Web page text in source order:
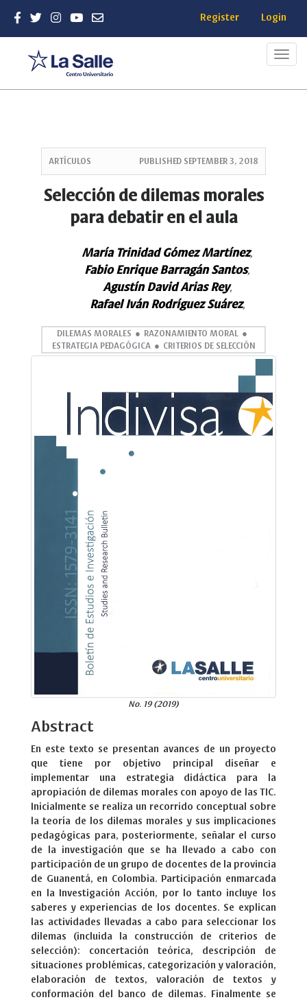
Register Login
ARTÍCULOS PUBLISHED SEPTEMBER 3, 2018
Selección de dilemas morales
para debatir en el aula
María Trinidad Gómez Martínez,
Fabio Enrique Barragán Santos,
Agustín David Arias Rey,
Rafael Iván Rodríguez Suárez,
DILEMAS MORALES
RAZONAMIENTO MORAL
ESTRATEGIA PEDAGÓGICA
CRITERIOS DE SELECCIÓN
No. 19 (2019)
Abstract
En este texto se presentan avances de un proyecto
que tiene por objetivo principal diseñar e
implementar una estrategia didáctica para la
apropiación de dilemas morales con apoyo de las TIC.
Inicialmente se realiza un recorrido conceptual sobre
la teoría de los dilemas morales y sus implicaciones
pedagógicas para, posteriormente, señalar el curso
de la investigación que se ha llevado a cabo con
participación de un grupo de docentes de la provincia
de Guanentá, en Colombia. Participación enmarcada
en la Investigación Acción, por lo tanto incluye los
saberes y experiencias de los docentes. Se explican
las actividades llevadas a cabo para seleccionar los
dilemas (incluida la construcción de criterios de
selección): concertación teórica, descripción de
situaciones problémicas, categorización y valoración,
elaboración de textos, valoración de textos y
conformación del banco de dilemas. Finalmente se